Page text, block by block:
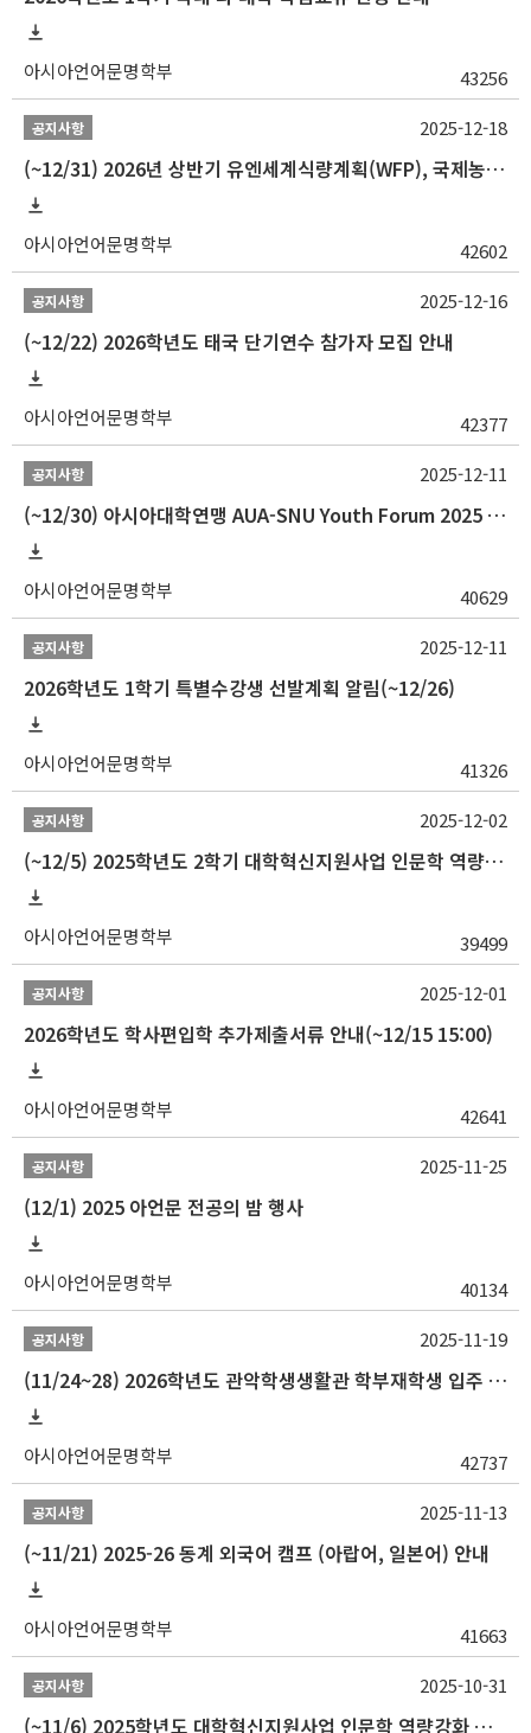
아시아언어문명학부 43256
공지사항
(~12/31) 2026년 상반기 유엔세계식량계획(WFP), 국제농업개발기금(IFAD) 및 유엔아동기금(UNICEF) 인턴십 프로그램 참가자 모집
아시아언어문명학부 42602
2025-12-18
공지사항
(~12/22) 2026학년도 태국 단기연수 참가자 모집 안내
아시아언어문명학부 42377
2025-12-16
공지사항
(~12/30) 아시아대학연맹 AUA-SNU Youth Forum 2025 참가자 선발 안내
아시아언어문명학부 40629
2025-12-11
공지사항
2026학년도 1학기 특별수강생 선발계획 알림(~12/26)
아시아언어문명학부 41326
2025-12-11
공지사항
(~12/5) 2025학년도 2학기 대학혁신지원사업 인문학 역량강화 국제학술대회 참가 경비 지원 안내(2차)
아시아언어문명학부 39499
2025-12-02
공지사항
2026학년도 학사편입학 추가제출서류 안내(~12/15 15:00)
아시아언어문명학부 42641
2025-12-01
공지사항
(12/1) 2025 아언문 전공의 밤 행사
아시아언어문명학부 40134
2025-11-25
공지사항
(11/24~28) 2026학년도 관악학생생활관 학부재학생 입주 신청 일정 안내
아시아언어문명학부 42737
2025-11-19
공지사항
(~11/21) 2025-26 동계 외국어 캠프 (아랍어, 일본어) 안내
아시아언어문명학부 41663
2025-11-13
공지사항
(~11/6) 2025학년도 대학혁신지원사업 인문학 역량강화 동계 인턴십 참가자 선발 안내
2025-10-31